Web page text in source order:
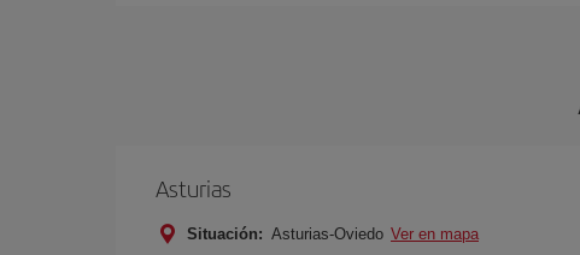
Asturias
Situación: Asturias-Oviedo Ver en mapa